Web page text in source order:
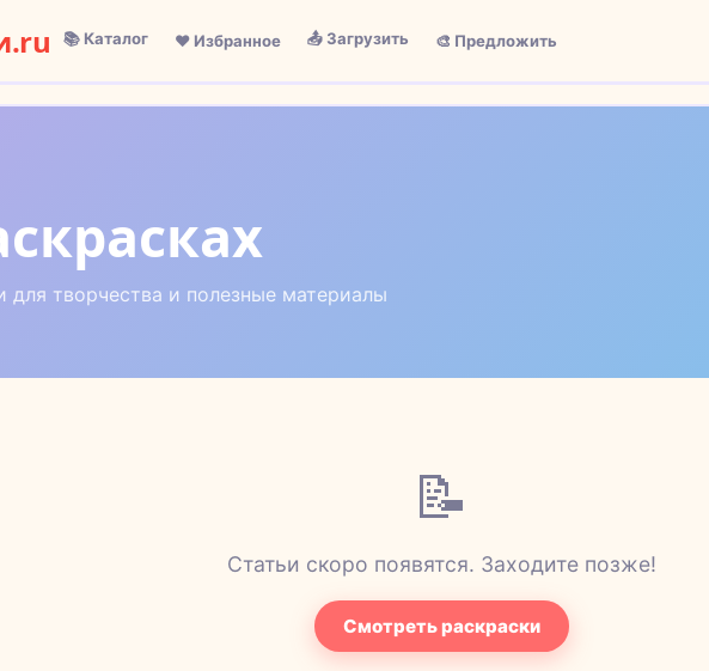
📚 Каталог ❤️ Избранное 📤 Загрузить 🎨 Предложить
творчества и полезные материалы
📝
Статьи скоро появятся. Заходите позже!
Смотреть раскраски